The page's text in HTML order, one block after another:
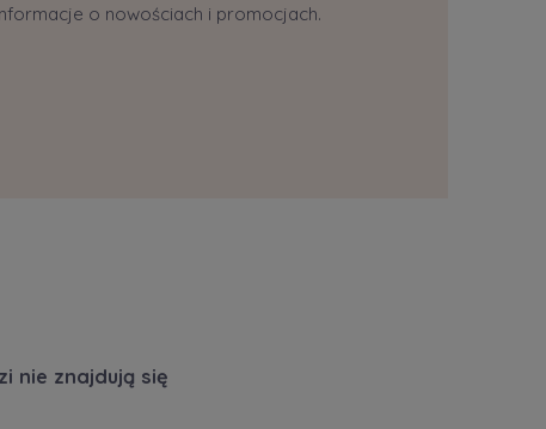
o nowościach i promocjach.
nie znajdują się